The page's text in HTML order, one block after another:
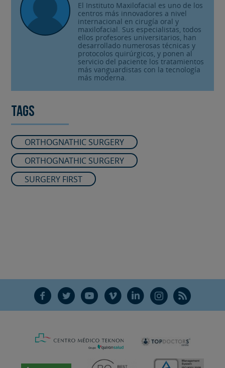
El Instituto Maxilofacial es uno de los
centros más innovadores a nivel
internacional en cirugía oral y
maxilofacial. Sus especialistas, todos
ellos profesores universitarios, han
desarrollado numerosas técnicas y
protocolos quirúrgicos, y ponen al
servicio del paciente los tratamientos
más vanguardistas con la tecnología
más moderna.
Tags
ORTHOGNATHIC SURGERY
ORTHOGNATHIC SURGERY
SURGERY FIRST
F T Y V L Ñ R